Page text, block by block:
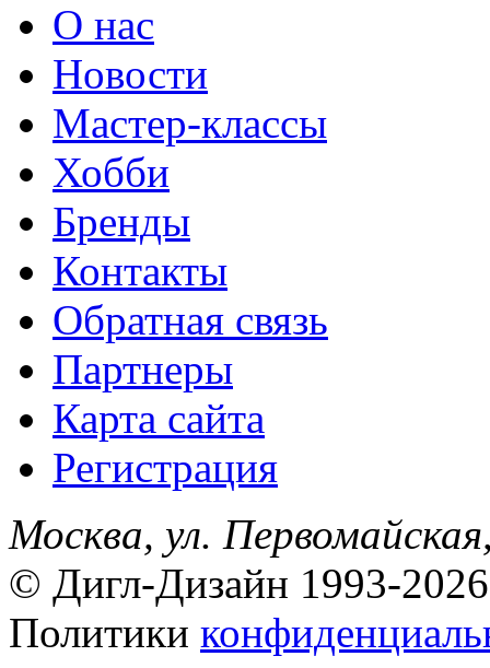
О нас
Новости
Мастер-классы
Хобби
Бренды
Контакты
Обратная связь
Партнеры
Карта сайта
Регистрация
Москва, ул.
© Дигл-Дизайн 1993-2026
Политики